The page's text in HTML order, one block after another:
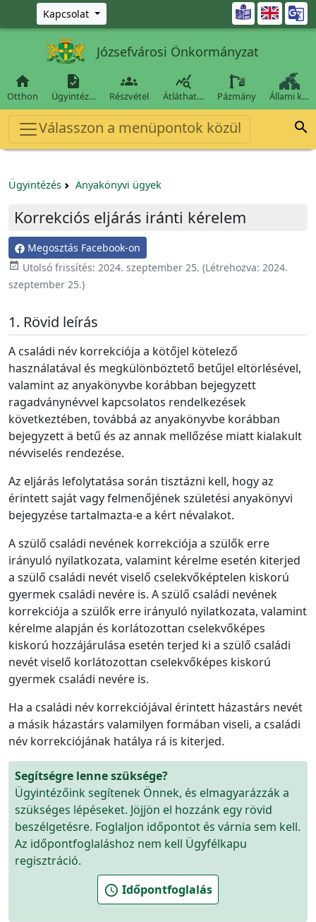
Ugrás a fő tartalomra
Kapcsolat 
Józsefvárosi Önkormányzat

Otthon

Ügyintéz…

Részvétel

Átláthat… Pázmány Állami k…
Válasszon a menüpontok közül 
Ügyintézés Anyakönyvi ügyek
Korrekciós eljárás iránti kérelem
Megosztás Facebook-on
event_available Utolsó frissítés: 2024. szeptember 25. (Létrehozva: 2024.
szeptember 25.)
Rövid leírás
A családi név korrekciója a kötőjel kötelező
használatával és megkülönböztető betűjel eltörlésével,
valamint az anyakönyvbe korábban bejegyzett
ragadványnévvel kapcsolatos rendelkezések
következtében, továbbá az anyakönyvbe korábban
bejegyzett ä betű és az annak mellőzése miatt kialakult
névviselés rendezése.
Az eljárás lefolytatása során tisztázni kell, hogy az
érintett saját vagy felmenőjének születési anyakönyvi
bejegyzése tartalmazta-e a kért névalakot.
A szülő családi nevének korrekciója a szülők erre
irányuló nyilatkozata, valamint kérelme esetén kiterjed
a szülő családi nevét viselő cselekvőképtelen kiskorú
gyermek családi nevére is. A szülő családi nevének
korrekciója a szülők erre irányuló nyilatkozata, valamint
kérelme alapján és korlátozottan cselekvőképes
kiskorú hozzájárulása esetén terjed ki a szülő családi
nevét viselő korlátozottan cselekvőképes kiskorú
gyermek családi nevére is.
Ha a családi név korrekciójával érintett házastárs nevét
a másik házastárs valamilyen formában viseli, a családi
név korrekciójának hatálya rá is kiterjed.
Segítségre lenne szüksége?
Ügyintézőink segítenek Önnek, és elmagyarázzák a
szükséges lépéseket. Jöjjön el hozzánk egy rövid
beszélgetésre. Foglaljon időpontot és várnia sem kell.
Az időpontfoglaláshoz nem kell Ügyfélkapu
regisztráció.
schedule Időpontfoglalás